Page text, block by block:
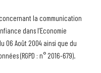
la communication
dans l’Economie
06 Août 2004 ainsi que du
(RGPD : n° 2016-679).